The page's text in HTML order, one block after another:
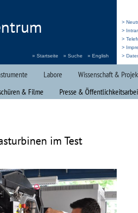
» Startseite » Suche » English
>
>
>
>
>
& Filme Presse &
Labore Wissenschaft &
im Test